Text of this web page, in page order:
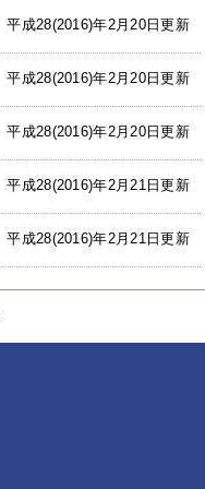
平成28(2016)年2月20日更新
平成28(2016)年2月20日更新
平成28(2016)年2月20日更新
平成28(2016)年2月21日更新
平成28(2016)年2月21日更新